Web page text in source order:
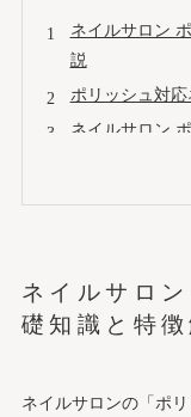
ネイルサロン
説
ポリッシュ対
ネイルサロン
ポリッシュネ
提案
初めてのネイ
ネイルサロ
礎知識と特徴
ネイルサロンの「ポ